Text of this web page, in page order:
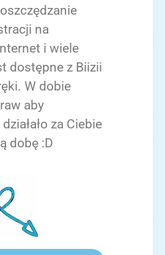
na
i wiele
dostępne z Biizii
W dobie
aby
za Ciebie
dobę :D